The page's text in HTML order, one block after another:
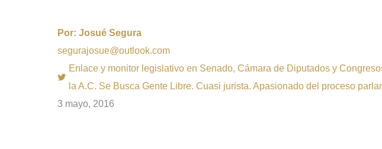
Por: Josué Segura
segurajosue@outlook.com
Enlace y monitor legislativo en Senado, Cámara de Diputados y
la A.C. Se Busca Gente Libre. Cuasi jurista. Apasionado del proceso
3 mayo, 2016